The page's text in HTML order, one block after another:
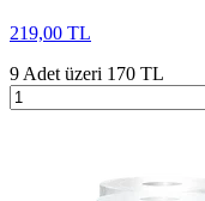
219,00 TL
9 Adet üzeri 170 TL